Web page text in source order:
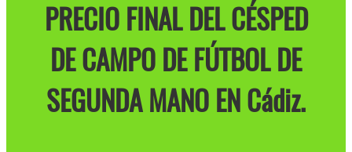
PRECIO FINAL DEL CÉSPED
DE CAMPO DE FÚTBOL DE
SEGUNDA MANO EN Cádiz.